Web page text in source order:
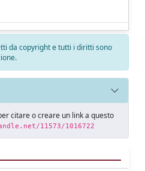
da copyright e tutti i diritti sono
citare o creare un link a questo
11573/1016722